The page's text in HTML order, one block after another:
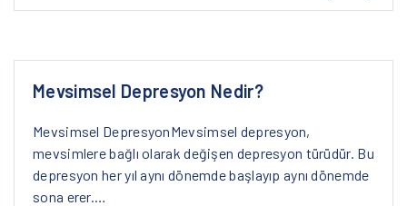
Mevsimsel Depresyon Nedir?
Mevsimsel DepresyonMevsimsel depresyon,
mevsimlere bağlı olarak değişen depresyon türüdür. Bu
depresyon her yıl aynı dönemde başlayıp aynı dönemde
sona erer.…